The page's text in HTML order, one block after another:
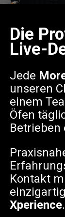
Die
Live-
Jede
unseren
einem
Öfen
Betrieben
Kontakt
Xperience.